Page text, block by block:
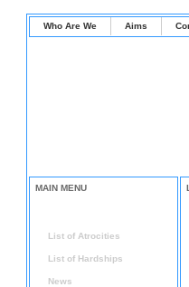
Who Are We Aims
MAIN MENU
List of Atrocities
List of Hardships
News